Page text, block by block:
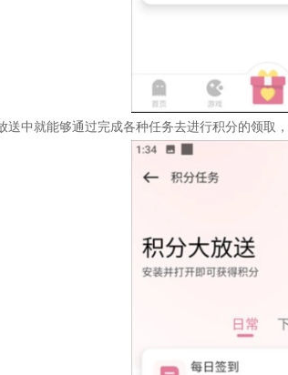
送中就能够通过完成各种任务去进行积分的领取